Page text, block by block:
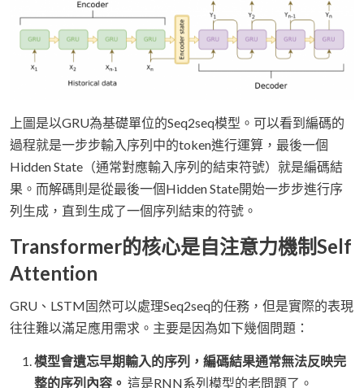
上圖是以GRU為基礎單位的Seq2seq模型。可以看到編碼的
過程就是一步步輸入序列中的token進行運算，最後一個
Hidden State（通常對應輸入序列的結束符號）就是編碼結
果。而解碼則是從最後一個Hidden State開始一步步進行序
列生成，直到生成了一個序列結束的符號。
Transformer的核心是自注意力機制Self
Attention
GRU、LSTM固然可以處理Seq2seq的任務，但是實際的表現
往往難以滿足應用需求。主要是因為如下幾個問題：
模型會遺忘早期輸入的序列，編碼結果通常無法反映完
整的序列內容。 這是RNN系列模型的老問題了。